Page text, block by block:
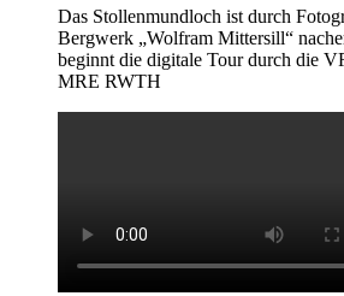
Das Stollenmundloch ist durch
Bergwerk „Wolfram Mittersill“
beginnt die digitale Tour durch die
MRE RWTH